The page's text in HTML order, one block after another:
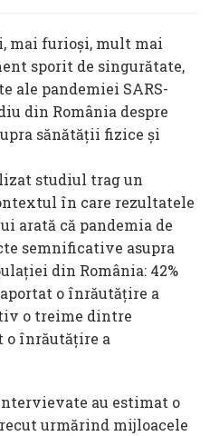
mai furioși, mult mai
sporit de singurătate,
ale pandemiei SARS-
din România despre
sănătății fizice și
studiul trag un
în care rezultatele
arată că pandemia de
semnificative asupra
din România: 42%
o înrăutățire a
o treime dintre
o înrăutățire a
au estimat o
urmărind mijloacele